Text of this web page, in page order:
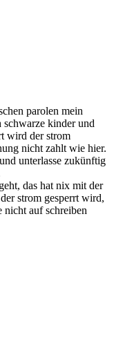
parolen mein
kinder und
wird der strom
nicht zahlt wie hier.
unterlasse zukünftig
das hat nix mit der
strom gesperrt wird,
nicht auf schreiben